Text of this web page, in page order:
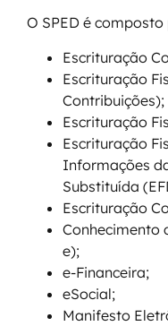
O SPED é
Escrituração
Escrituração
Contribuições);
Escrituração
Escrituração
Informações
Substituída
Escrituração
Conhecimento
e);
e-Financeira;
eSocial;
Manifesto